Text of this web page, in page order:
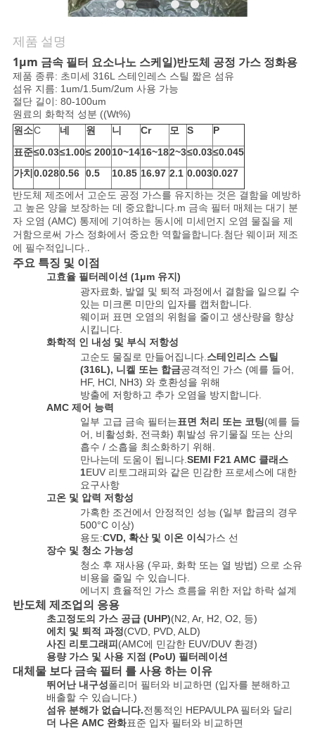
리
연
락
주
세
요
인
사
제품 설명
1μm 금속 필터 요소나노 스케일)반도체 공정 가스 정화용
제품 종류: 초미세 316L 스테인레스 스틸 짧은 섬유
섬유 지름: 1um/1.5um/2um 사용 가능
절단 길이: 80-100um
원료의 화학적 성분 ((Wt%)
원소C 네 원 니 Cr 모 S
P
표준≤0.03≤1.00≤ 20010~1416~182~3≤0.03≤0.045
가치 0.0280.56 0.5 10.85 16.97 2.1 0.0030.027
반도체 제조에서 고순도 공정 가스를 유지하는 것은 결함을 예방하
고 높은 양을 보장하는 데 중요합니다.m 금속 필터 매체는 대기 분
자 오염 (AMC) 통제에 기여하는 동시에 미세먼지 오염 물질을 제
거함으로써 가스 정화에서 중요한 역할을합니다.첨단 웨이퍼 제조
에 필수적입니다..
주요 특징 및 이점
고효율 필터레이션 (1μm 유지)
광자료화, 발열 및 퇴적 과정에서 결함을 일으킬 수
있는 미크론 미만의 입자를 캡처합니다.
웨이퍼 표면 오염의 위험을 줄이고 생산량을 향상
시킵니다.
화학적 인 내성 및 부식 저항성
고순도 물질로 만들어집니다. 스테인리스 스틸
(316L), 니켈 또는 합금공격적인 가스 (예를 들어,
HF, HCl, NH3) 와 호환성을 위해
방출에 저항하고 추가 오염을 방지합니다.
AMC 제어 능력
일부 고급 금속 필터는표면 처리 또는 코팅(예를 들
어, 비활성화, 전극화) 휘발성 유기물질 또는 산의
흡수 / 소흡을 최소화하기 위해.
만나는데 도움이 됩니다.SEMI F21 AMC 클래스
1EUV 리토그래피와 같은 민감한 프로세스에 대한
요구사항
고온 및 압력 저항성
가혹한 조건에서 안정적인 성능 (일부 합금의 경우
500°C 이상)
용도:CVD, 확산 및 이온 이식가스 선
장수 및 청소 가능성
청소 후 재사용 (우파, 화학 또는 열 방법) 으로 소유
비용을 줄일 수 있습니다.
에너지 효율적인 가스 흐름을 위한 저압 하락 설계
반도체 제조업의 응용
초고정도의 가스 공급 (UHP)(N2, Ar, H2, O2, 등)
에치 및 퇴적 과정(CVD, PVD, ALD)
사진 리토그래피 (AMC에 민감한 EUV/DUV 환경)
용량 가스 및 사용 지점 (PoU) 필터레이션
대체물 보다 금속 필터 를 사용 하는 이유
뛰어난 내구성폴리머 필터와 비교하면 (입자를 분해하고
배출할 수 있습니다.)
섬유 분해가 없습니다.전통적인 HEPA/ULPA 필터와 달리
더 나은 AMC 완화표준 입자 필터와 비교하면